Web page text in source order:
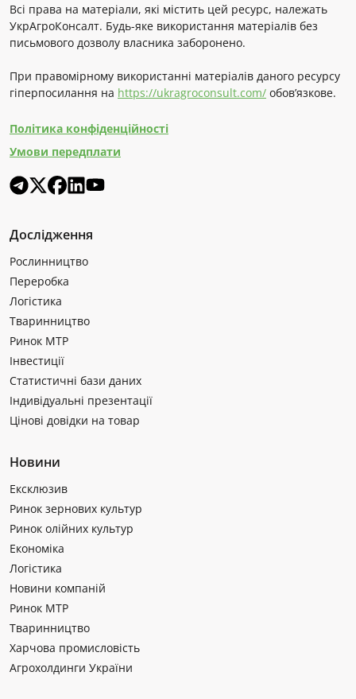
Всі права на матеріали, які містить цей ресурс, належать
УкрАгроКонсалт. Будь-яке використання матеріалів без
письмового дозволу власника заборонено.
При правомірному використанні матеріалів даного ресурсу
гіперпосилання на https://ukragroconsult.com/ обов’язкове.
Політика конфіденційності
Умови передплати
Дослідження
Рослинництво
Переробка
Логістика
Тваринництво
Ринок МТР
Інвестиції
Статистичні бази даних
Індивідуальні презентації
Цінові довідки на товар
Новини
Ексклюзив
Ринок зернових культур
Ринок олійних культур
Економіка
Логістика
Новини компаній
Ринок МТР
Тваринництво
Харчова промисловість
Агрохолдинги України